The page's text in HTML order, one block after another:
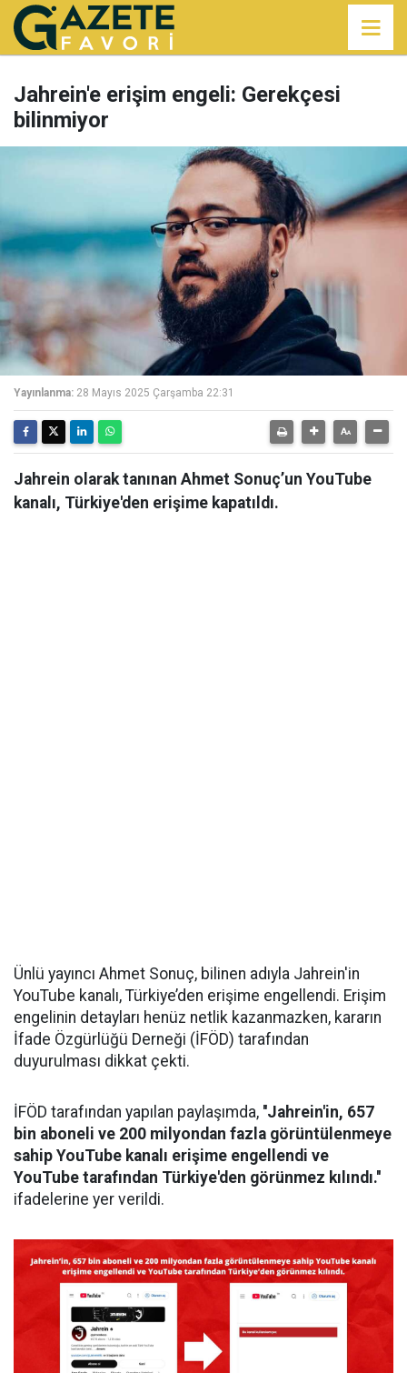
Jahrein'e erişim engeli: Gerekçesi
bilinmiyor
Yayınlanma: 28 Mayıs 2025 Çarşamba 22:31
Jahrein olarak tanınan Ahmet Sonuç’un YouTube
kanalı, Türkiye'den erişime kapatıldı.
Ünlü yayıncı Ahmet Sonuç, bilinen adıyla Jahrein'in
YouTube kanalı, Türkiye’den erişime engellendi. Erişim
engelinin detayları henüz netlik kazanmazken, kararın
İfade Özgürlüğü Derneği (İFÖD) tarafından
duyurulması dikkat çekti.
İFÖD tarafından yapılan paylaşımda, ''Jahrein'in, 657
bin aboneli ve 200 milyondan fazla görüntülenmeye
sahip YouTube kanalı erişime engellendi ve
YouTube tarafından Türkiye'den görünmez kılındı.''
ifadelerine yer verildi.